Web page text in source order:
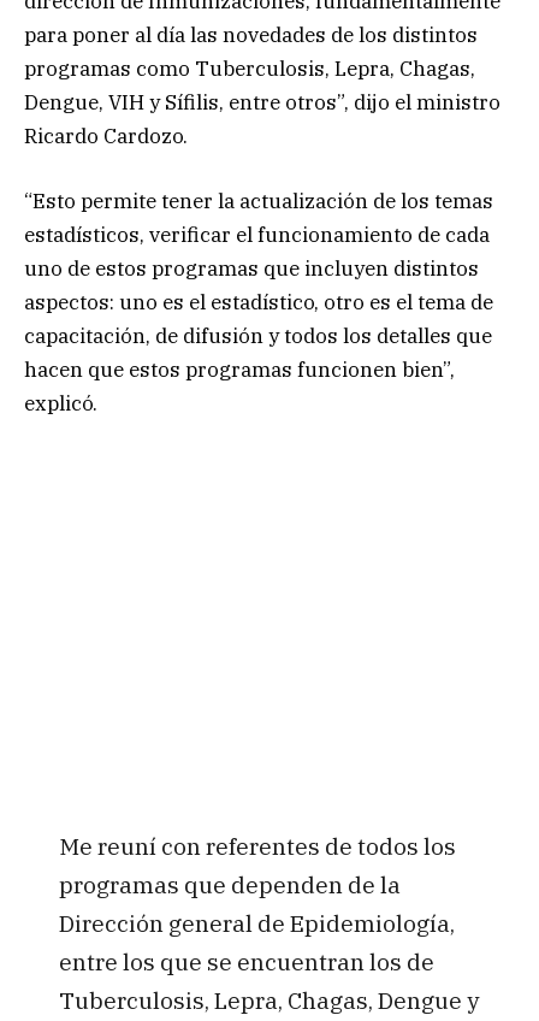
para poner al día las novedades de los distintos
programas como Tuberculosis, Lepra, Chagas,
Dengue, VIH y Sífilis, entre otros”, dijo el ministro
Ricardo Cardozo.
“Esto permite tener la actualización de los temas
estadísticos, verificar el funcionamiento de cada
uno de estos programas que incluyen distintos
aspectos: uno es el estadístico, otro es el tema de
capacitación, de difusión y todos los detalles que
hacen que estos programas funcionen bien”,
explicó.
Me reuní con referentes de todos los
programas que dependen de la
Dirección general de Epidemiología,
entre los que se encuentran los de
Tuberculosis, Lepra, Chagas, Dengue y